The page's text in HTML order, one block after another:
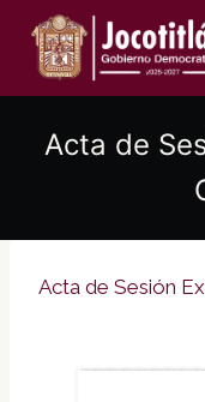
Saltar
Acta de
Acta de Sesión